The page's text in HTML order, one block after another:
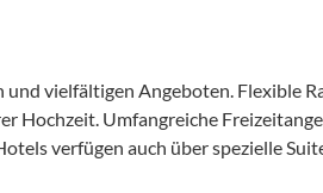
vielfältigen Angeboten. Flexible
Hochzeit. Umfangreiche
verfügen auch über spezielle